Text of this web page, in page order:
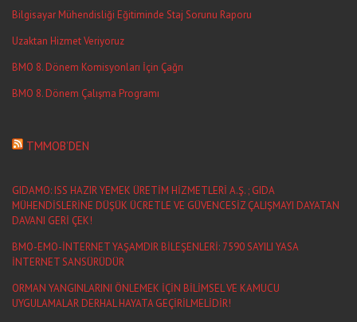
Bilgisayar Mühendisliği Eğitiminde Staj Sorunu Raporu
Uzaktan Hizmet Veriyoruz
BMO 8. Dönem Komisyonları İçin Çağrı
BMO 8. Dönem Çalışma Programı
TMMOB’DEN
GIDAMO: ISS HAZIR YEMEK ÜRETİM HİZMETLERİ A.Ş. ; GIDA
MÜHENDİSLERİNE DÜŞÜK ÜCRETLE VE GÜVENCESİZ ÇALIŞMAYI DAYATAN
DAVANI GERİ ÇEK!
BMO-EMO-İNTERNET YAŞAMDIR BİLEŞENLERİ: 7590 SAYILI YASA
İNTERNET SANSÜRÜDÜR
ORMAN YANGINLARINI ÖNLEMEK İÇİN BİLİMSEL VE KAMUCU
UYGULAMALAR DERHAL HAYATA GEÇİRİLMELİDİR!